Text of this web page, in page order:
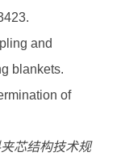
and
blankets.
of
芯结构技术规